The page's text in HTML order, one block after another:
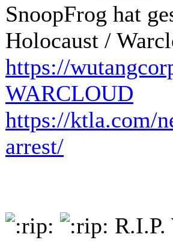
SnoopFrog hat
Holocaust /
https://
WARCLOUD
https://ktla.com/
arrest/